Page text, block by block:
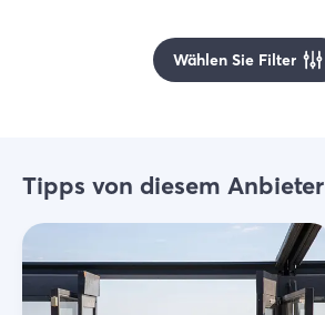
Wählen Sie Filter
Tipps von diesem Anbieter